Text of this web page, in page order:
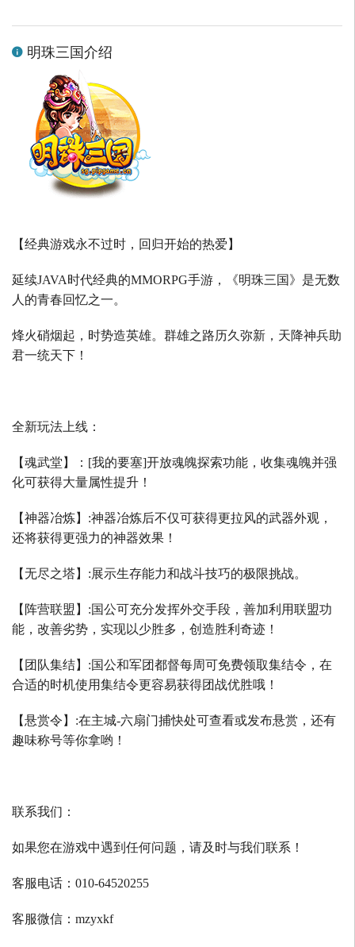
明珠三国介绍
【经典游戏永不过时，回归开始的热爱】
延续JAVA时代经典的MMORPG手游，《明珠三国》是无数
人的青春回忆之一。
烽火硝烟起，时势造英雄。群雄之路历久弥新，天降神兵助
君一统天下！
全新玩法上线：
【魂武堂】： [我的要塞]开放魂魄探索功能，收集魂魄并强
化可获得大量属性提升！
【神器冶炼】 :神器冶炼后不仅可获得更拉风的武器外观，
还将获得更强力的神器效果！
【无尽之塔】 :展示生存能力和战斗技巧的极限挑战。
【阵营联盟】 :国公可充分发挥外交手段，善加利用联盟功
能，改善劣势，实现以少胜多，创造胜利奇迹！
【团队集结】 :国公和军团都督每周可免费领取集结令，在
合适的时机使用集结令更容易获得团战优胜哦！
【悬赏令】 :在主城-六扇门捕快处可查看或发布悬赏，还有
趣味称号等你拿哟！
联系我们：
如果您在游戏中遇到任何问题，请及时与我们联系！
客服电话： 010-64520255
客服微信： mzyxkf